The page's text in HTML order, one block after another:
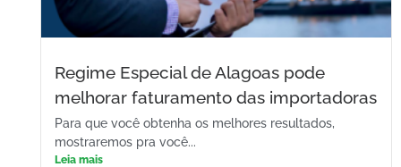
Regime Especial de Alagoas pode
melhorar faturamento das importadoras
Para que você obtenha os melhores resultados,
mostraremos pra você...
Leia mais